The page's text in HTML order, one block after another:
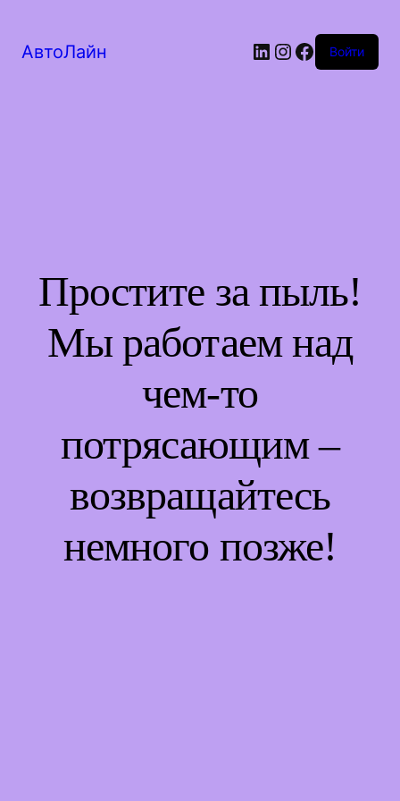
АвтоЛайн LinkedIn
Instagram
Facebook
Войти
Простите за пыль!
Мы работаем над
чем-то
потрясающим –
возвращайтесь
немного позже!